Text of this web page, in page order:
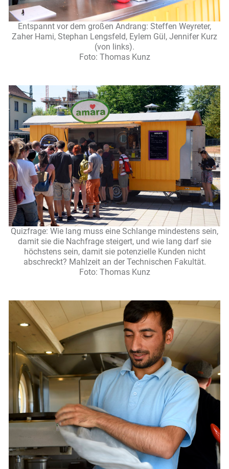
Entspannt vor dem großen Andrang: Steffen Weyreter,
Zaher Hami, Stephan Lengsfeld, Eylem Gül, Jennifer Kurz
(von links).
Foto: Thomas Kunz
Quizfrage: Wie lang muss eine Schlange mindestens sein,
damit sie die Nachfrage steigert, und wie lang darf sie
höchstens sein, damit sie potenzielle Kunden nicht
abschreckt? Mahlzeit an der Technischen Fakultät.
Foto: Thomas Kunz